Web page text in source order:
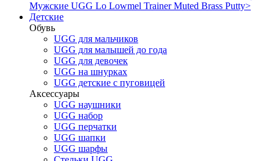
Мужские UGG Lo Lowmel Trainer Muted Brass Putty>
Детские
Обувь
UGG для мальчиков
UGG для малышей до года
UGG для девочек
UGG на шнурках
UGG детские с пуговицей
Аксессуары
UGG наушники
UGG набор
UGG перчатки
UGG шапки
UGG шарфы